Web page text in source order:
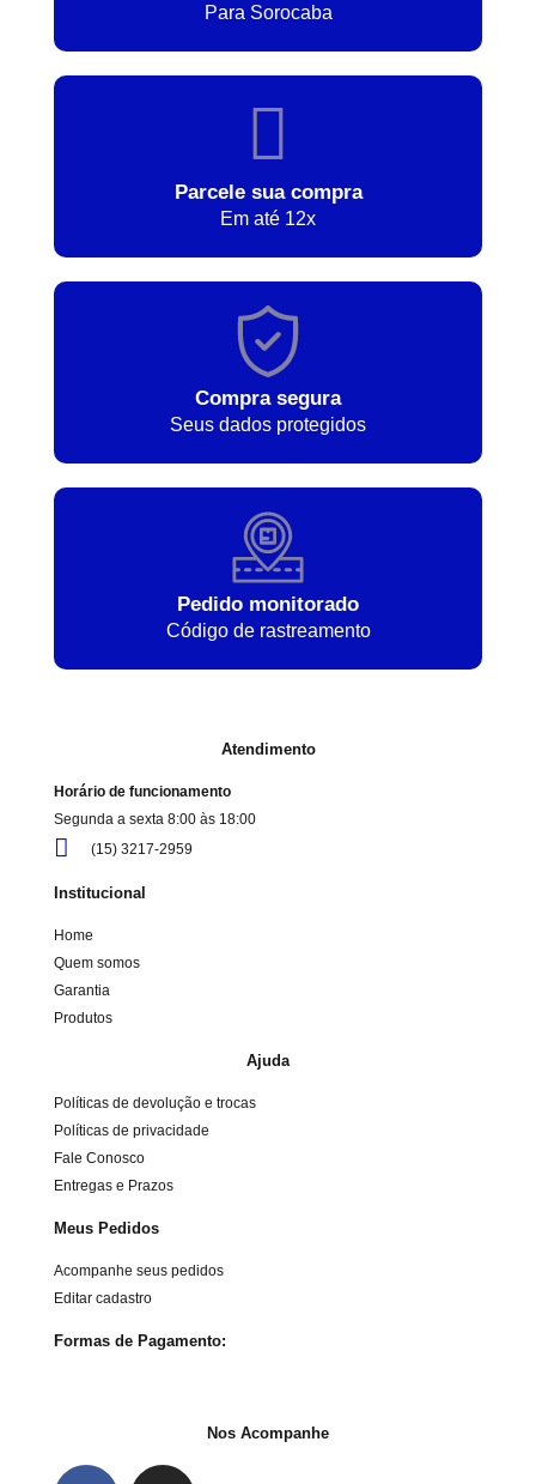
Para Sorocaba
Parcele sua compra
Em até 12x
Compra segura
Seus dados protegidos
Pedido monitorado
Código de rastreamento
Atendimento
Horário de funcionamento
Segunda a sexta 8:00 às 18:00
(15) 3217-2959
Institucional
Home
Quem somos
Garantia
Produtos
Ajuda
Políticas de devolução e trocas
Políticas de privacidade
Fale Conosco
Entregas e Prazos
Meus Pedidos
Acompanhe seus pedidos
Editar cadastro
Formas de Pagamento:
Nos Acompanhe